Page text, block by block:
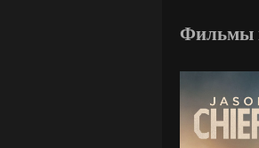
Фильмы